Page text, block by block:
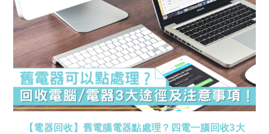
【電器回收】舊電腦電器點處理？四電一腦回收3大